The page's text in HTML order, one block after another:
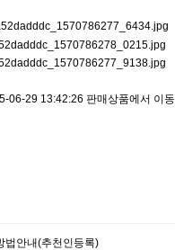
06-29 13:42:26 판매상품에서 이
법안내(추천인등록)